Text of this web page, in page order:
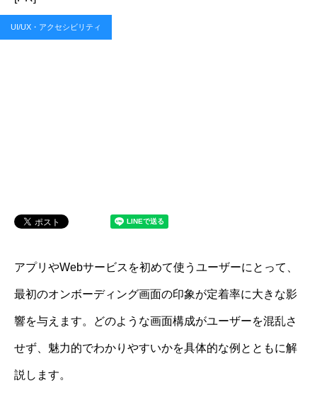
UI/UX・アクセシビリティ
アプリやWebサービスを初めて使うユーザーにとって、
最初のオンボーディング画面の印象が定着率に大きな影
響を与えます。どのような画面構成がユーザーを混乱さ
せず、魅力的でわかりやすいかを具体的な例とともに解
説します。